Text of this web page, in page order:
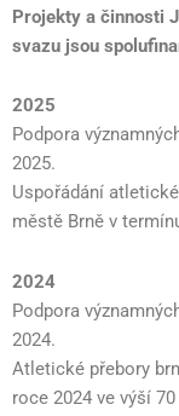
Projekty a činnosti
svazu jsou
2025
Podpora
2025.
Uspořádání
městě Brně v
2024
Podpora
2024.
Atletické přebory
roce 2024 ve výší 70